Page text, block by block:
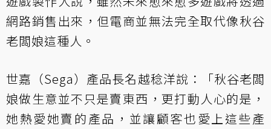
網路銷售出來，但電商並無法完全取代像秋谷
老闆娘這種人。
世嘉（Sega）產品長名越稔洋說：「秋谷老闆
娘做生意並不只是賣東西，更打動人心的是，
她熱愛她賣的產品，並讓顧客也愛上這些產